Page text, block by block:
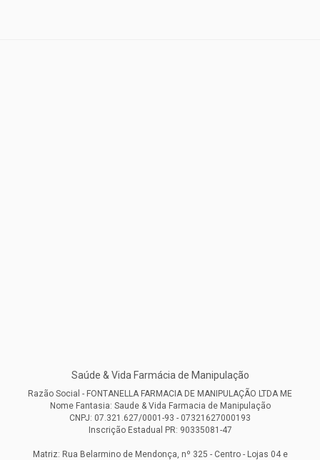
Saúde & Vida Farmácia de Manipulação
Razão Social - FONTANELLA FARMACIA DE MANIPULAÇÃO LTDA ME
Nome Fantasia: Saude & Vida Farmacia de Manipulação
CNPJ: 07.321.627/0001-93 - 07321627000193
Inscrição Estadual PR: 90335081-47
Matriz: Rua Belarmino de Mendonça, nº 325 - Centro - Lojas 04 e